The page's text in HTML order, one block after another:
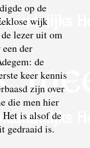
op de
wijk
lezer uit om
der
de
keer kennis
zijn over
die men hier
is alsof de
gedraaid is.